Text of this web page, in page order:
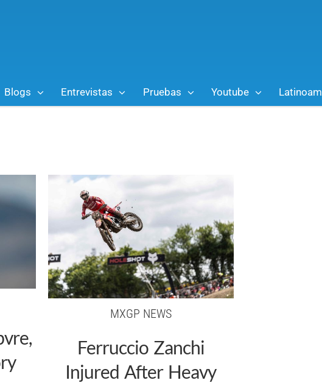
Blogs Entrevistas Pruebas Youtube
MXGP NEWS
Ferruccio Zanchi
Injured After Heavy